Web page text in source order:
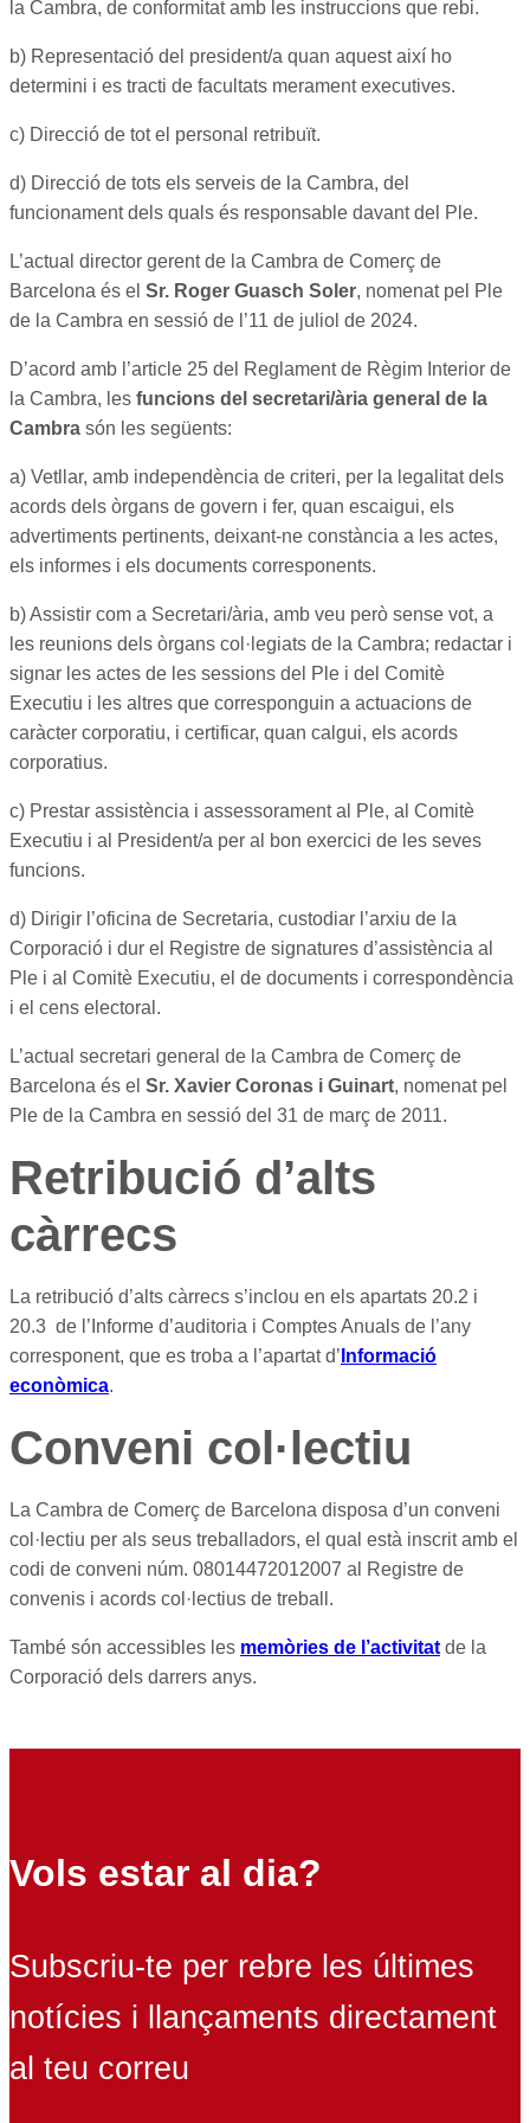
la Cambra, de conformitat amb les instruccions que rebi.
b) Representació del president/a quan aquest així ho
determini i es tracti de facultats merament executives.
c) Direcció de tot el personal retribuït.
d) Direcció de tots els serveis de la Cambra, del
funcionament dels quals és responsable davant del Ple.
L’actual director gerent de la Cambra de Comerç de
Barcelona és el Sr. Roger Guasch Soler, nomenat pel Ple
de la Cambra en sessió de l’11 de juliol de 2024.
D’acord amb l’article 25 del Reglament de Règim Interior de
la Cambra, les funcions del secretari/ària general de la
Cambra són les següents:
a) Vetllar, amb independència de criteri, per la legalitat dels
acords dels òrgans de govern i fer, quan escaigui, els
advertiments pertinents, deixant-ne constància a les actes,
els informes i els documents corresponents.
b) Assistir com a Secretari/ària, amb veu però sense vot, a
les reunions dels òrgans col·legiats de la Cambra; redactar i
signar les actes de les sessions del Ple i del Comitè
Executiu i les altres que corresponguin a actuacions de
caràcter corporatiu, i certificar, quan calgui, els acords
corporatius.
c) Prestar assistència i assessorament al Ple, al Comitè
Executiu i al President/a per al bon exercici de les seves
funcions.
d) Dirigir l’oficina de Secretaria, custodiar l’arxiu de la
Corporació i dur el Registre de signatures d’assistència al
Ple i al Comitè Executiu, el de documents i correspondència
i el cens electoral.
L’actual secretari general de la Cambra de Comerç de
Barcelona és el Sr. Xavier Coronas i Guinart, nomenat pel
Ple de la Cambra en sessió del 31 de març de 2011.
Retribució d’alts
càrrecs
La retribució d’alts càrrecs s’inclou en els apartats 20.2 i
20.3 de l’Informe d’auditoria i Comptes Anuals de l’any
corresponent, que es troba a l’apartat d’ Informació
econòmica.
Conveni col·lectiu
La Cambra de Comerç de Barcelona disposa d’un conveni
col·lectiu per als seus treballadors, el qual està inscrit amb el
codi de conveni núm. 08014472012007 al Registre de
convenis i acords col·lectius de treball.
També són accessibles les memòries de l’activitat de la
Corporació dels darrers anys.
Vols estar al dia?
Subscriu-te per rebre les últimes
notícies i llançaments directament
al teu correu